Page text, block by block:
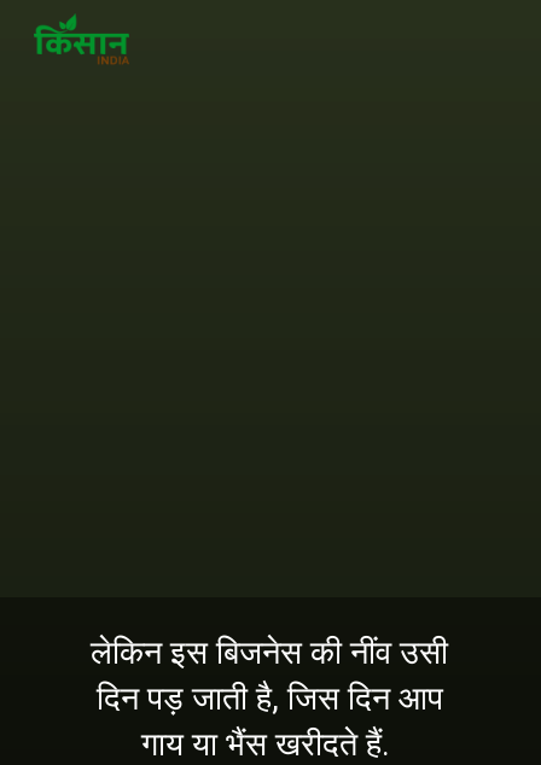
लेकिन इस बिजनेस की नींव उसी
दिन पड़ जाती है, जिस दिन आप
गाय या भैंस खरीदते हैं.